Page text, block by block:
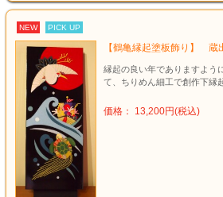
NEW PICK UP
【鶴亀縁起塗板飾り】 蔵
縁起の良い年でありますよう
て、ちりめん細工で創作下縁
価格： 13,200円(税込)